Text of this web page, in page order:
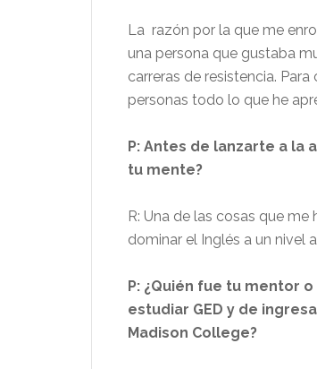
La razón por la que me
una persona que gustaba
carreras de resistencia.
personas todo lo que he
P: Antes de lanzarte a la
tu mente?
R: Una de las cosas que
dominar el Inglés a un nivel
P: ¿Quién fue tu mentor
estudiar GED y de
Madison College?